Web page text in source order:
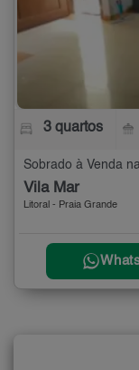
3 quartos
Sobrado à Venda
Vila Mar
Litoral - Praia Grande